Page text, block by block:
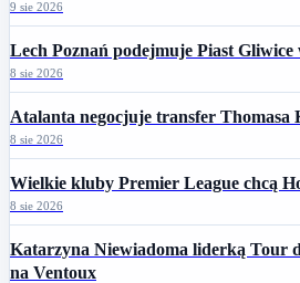
9 sie 2026
Lech Poznań podejmuje Piast
8 sie 2026
Atalanta negocjuje transfer Thomasa
8 sie 2026
Wielkie kluby Premier League chcą
8 sie 2026
Katarzyna Niewiadoma liderką Tour
na Ventoux